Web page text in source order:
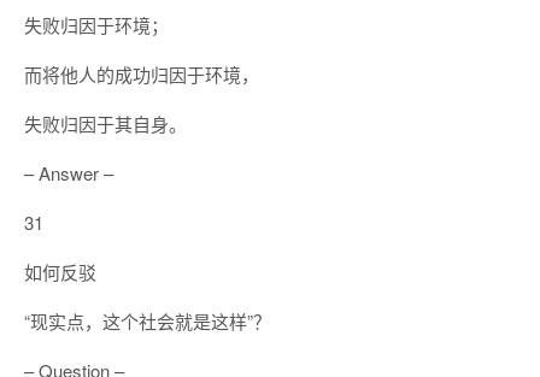
失败归因于环境；
而将他人的成功归因于环境，
失败归因于其自身。
– Answer –
31
如何反驳
“现实点，这个社会就是这样”？
– Question –